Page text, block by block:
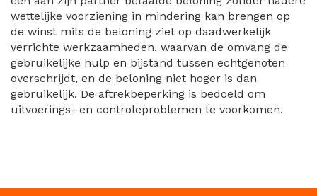
wettelijke voorziening in mindering kan brengen op
de winst mits de beloning ziet op daadwerkelijk
verrichte werkzaamheden, waarvan de omvang de
gebruikelijke hulp en bijstand tussen echtgenoten
overschrijdt, en de beloning niet hoger is dan
gebruikelijk. De aftrekbeperking is bedoeld om
uitvoerings- en controleproblemen te voorkomen.